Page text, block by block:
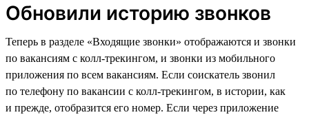
Обновили историю звонков
Теперь в разделе «Входящие звонки» отображаются и звонки
по вакансиям с колл-трекингом, и звонки из мобильного
приложения по всем вакансиям. Если соискатель звонил
по телефону по вакансии с колл-трекингом, в истории, как
и прежде, отобразится его номер. Если через приложение